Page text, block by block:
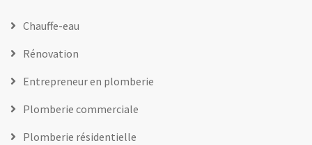
Chauffe-eau
Rénovation
Entrepreneur en plomberie
Plomberie commerciale
Plomberie résidentielle